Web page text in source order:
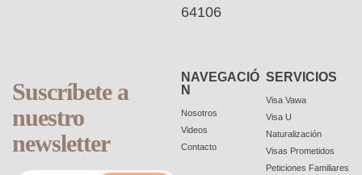
64106
Suscríbete a
nuestro
newsletter
NAVEGACIÓ
N
Nosotros
Videos
Contacto
SERVICIOS
Visa Vawa
Visa U
Naturalización
Visas Prometidos
Peticiones Familiares